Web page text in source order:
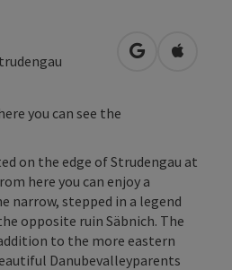
open inOpen in
you can see the
on the edge of Strudengau at
here you can enjoy a
narrow, stepped in a legend
opposite ruin Säbnich. The
to the more eastern
Danubevalleyparents